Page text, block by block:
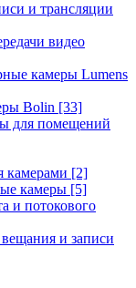
и трансляции
видео
камеры Lumens
Bolin [33]
для помещений
камерами [2]
камеры [5]
и потокового
и записи